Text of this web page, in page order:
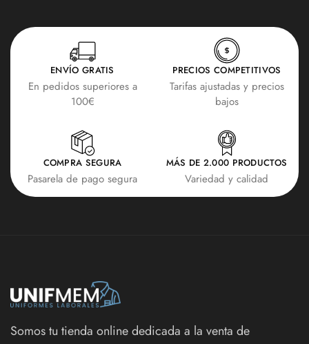
ENVÍO GRATIS
En pedidos superiores a
100€
PRECIOS COMPETITIVOS
Tarifas ajustadas y precios
bajos
COMPRA SEGURA
Pasarela de pago segura
MÁS DE 2.000 PRODUCTOS
Variedad y calidad
Somos tu tienda online dedicada a la venta de